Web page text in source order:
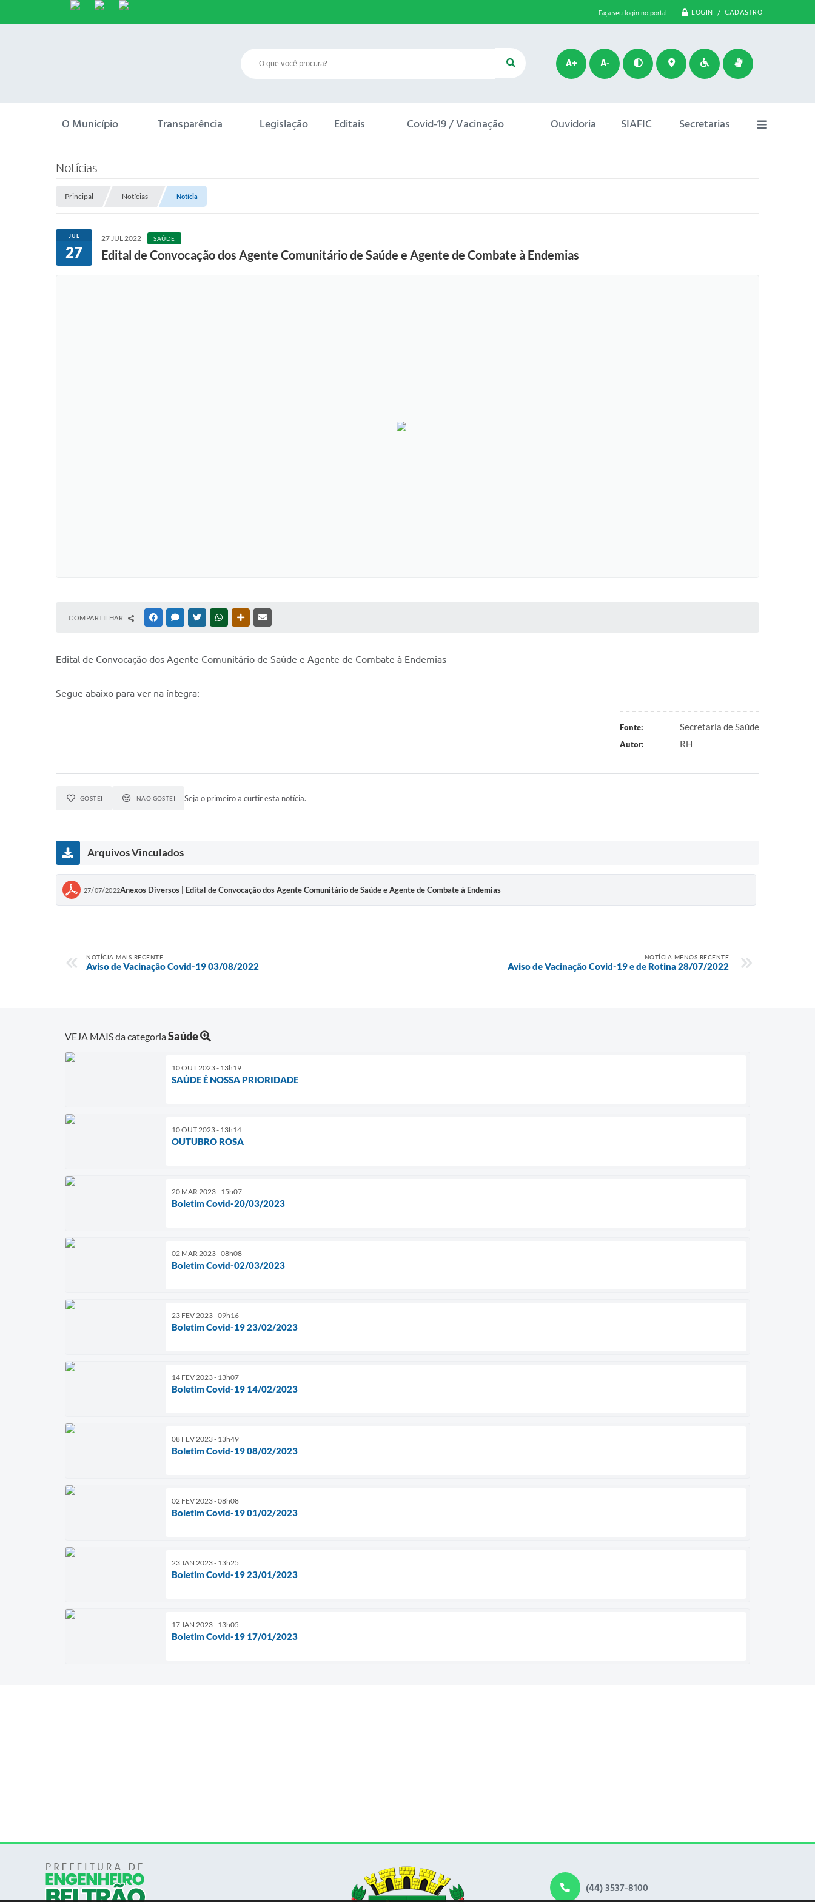
Faça seu login no portal LOGIN / CADASTRO
A+ A-
O Município Transparência Legislação Editais Covid-19 / Vacinação Ouvidoria SIAFIC Secretarias
Notícias
Principal Notícias Notícia
JUL
27
27 JUL 2022 SAÚDE
Edital de Convocação dos Agente Comunitário de Saúde e Agente de Combate à Endemias
COMPARTILHAR FACEBOOKMESSENGER
TWITTERWHATSAPPOUTRAS MÍDIAS
Edital de Convocação dos Agente Comunitário de Saúde e Agente de Combate à Endemias
Segue abaixo para ver na íntegra:
Fonte: Secretaria de Saúde
Autor: RH
GOSTEI NÃO GOSTEI Seja o primeiro a curtir esta notícia.
Arquivos Vinculados
27/07/2022Anexos Diversos | Edital de Convocação dos Agente Comunitário de Saúde e Agente de Combate à Endemias
NOTÍCIA MAIS RECENTE
Aviso de Vacinação Covid-19 03/08/2022
NOTÍCIA MENOS RECENTE
Aviso de Vacinação Covid-19 e de Rotina 28/07/2022
VEJA MAIS da categoriaSaúde
10 OUT 2023 - 13h19
SAÚDE É NOSSA PRIORIDADE
10 OUT 2023 - 13h14
OUTUBRO ROSA
20 MAR 2023 - 15h07
Boletim Covid-20/03/2023
02 MAR 2023 - 08h08
Boletim Covid-02/03/2023
23 FEV 2023 - 09h16
Boletim Covid-19 23/02/2023
14 FEV 2023 - 13h07
Boletim Covid-19 14/02/2023
08 FEV 2023 - 13h49
Boletim Covid-19 08/02/2023
02 FEV 2023 - 08h08
Boletim Covid-19 01/02/2023
23 JAN 2023 - 13h25
Boletim Covid-19 23/01/2023
17 JAN 2023 - 13h05
Boletim Covid-19 17/01/2023
(44) 3537-8100